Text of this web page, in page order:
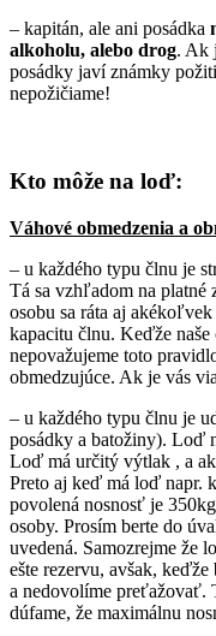
– kapitán, ale ani posádka
alkoholu, alebo drog. Ak
posádky javí známky
nepožičiame!
Kto môže na loď:
Váhové obmedzenia a
– u každého typu člnu je
Tá sa vzhľadom na platné
osobu sa ráta aj
kapacitu člnu. Keďže
nepovažujeme toto
obmedzujúce. Ak je vás
– u každého typu člnu je
posádky a batožiny). Loď
Loď má určitý výtlak , a
Preto aj keď má loď napr.
povolená nosnosť je
osoby. Prosím berte do
uvedená. Samozrejme že
ešte rezervu, avšak,
a nedovolíme preťažovať.
dúfame, že maximálnu